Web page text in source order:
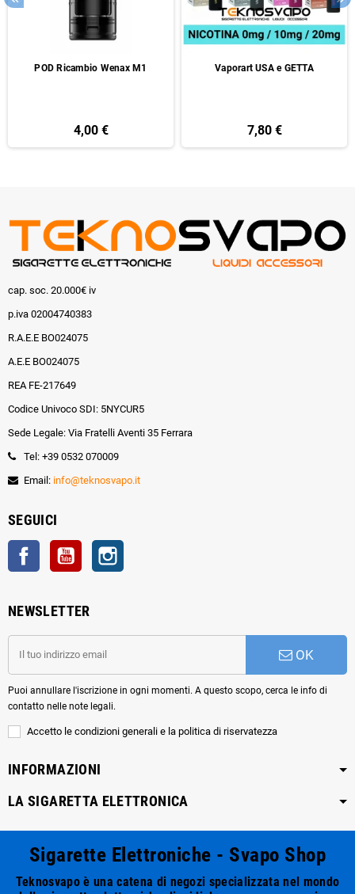
POD Ricambio Wenax M1
4,00 €
Vaporart USA e GETTA
7,80 €
cap. soc. 20.000€ iv
p.iva 02004740383
R.A.E.E BO024075
A.E.E BO024075
REA FE-217649
Codice Univoco SDI: 5NYCUR5
Sede Legale: Via Fratelli Aventi 35 Ferrara
Tel: +39 0532 070009
Email: info@teknosvapo.it
SEGUICI
Facebook YouTube
NEWSLETTER
OK
Puoi annullare l'iscrizione in ogni momenti. A questo scopo, cerca le info di
contatto nelle note legali.
Accetto le condizioni generali e la politica di riservatezza
INFORMAZIONI
LA SIGARETTA ELETTRONICA
Sigarette Elettroniche - Svapo Shop
Teknosvapo è una catena di negozi specializzata nel mondo